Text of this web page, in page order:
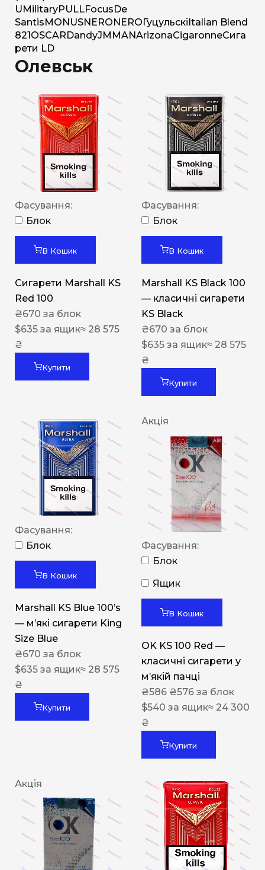
U MilitaryPULLFocus De
Santis MONUSNERO NERO Гуцульскі Italian Blend
821 OSCAR DandyJM MANArizonaCigaronneСига
рети LD
Олевськ
Фасування:
Блок
В Кошик
Сигарети Marshall KS
Red 100
₴670 за блок
$635 за ящик≈ 28 575
₴
Купити
Фасування:
Блок
В Кошик
Marshall KS Black 100
— класичні сигарети
KS Black
₴670 за блок
$635 за ящик≈ 28 575
₴
Купити
Фасування:
Блок
В Кошик
Marshall KS Blue 100’s
— м’які сигарети King
Size Blue
₴670 за блок
$635 за ящик≈ 28 575
₴
Купити
Акція
Фасування:
Блок
Ящик
В Кошик
OK KS 100 Red —
класичні сигарети у
м’якій пачці
₴586 ₴576 за блок
$540 за ящик≈ 24 300
₴
Купити
Акція